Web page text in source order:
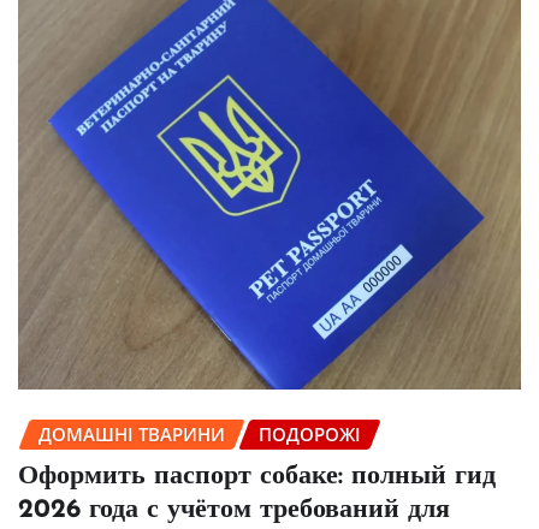
ДОМАШНІ ТВАРИНИ ПОДОРОЖІ
Оформить паспорт собаке: полный гид
2026 года с учётом требований для